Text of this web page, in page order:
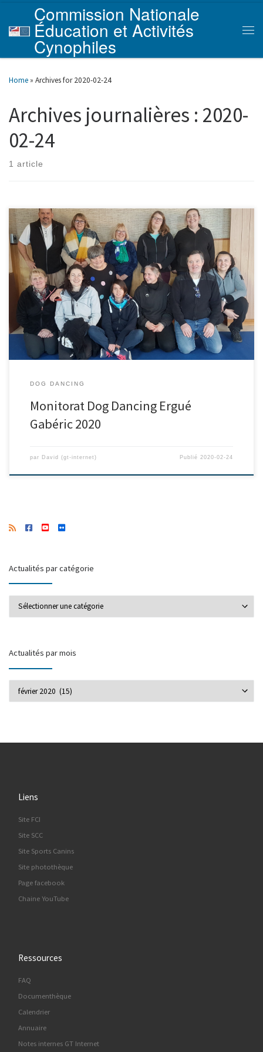
Skip to content
Commission Nationale
Éducation et Activités
Cynophiles
Home » Archives for 2020-02-24
Archives journalières : 2020-
02-24
1 article
DOG DANCING
Monitorat Dog Dancing Ergué
Gabéric 2020
par David (gt-internet) Publié2020-02-24
Actualités par catégorie
Actualités par mois
Liens
Site FCI
Site SCC
Site Sports Canins
Site photothèque
Page facebook
Chaine YouTube
Ressources
FAQ
Documenthèque
Calendrier
Annuaire
Notes internes GT Internet